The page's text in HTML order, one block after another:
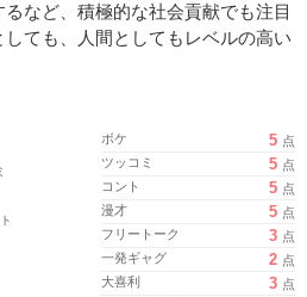
など、積極的な社会貢献でも注目
ても、人間としてもレベルの高い
ボケ 5 点
ツッコミ
5 点
コント
5 点
漫才
5 点
フリートーク
3 点
一発ギャグ
2 点
大喜利
3 点